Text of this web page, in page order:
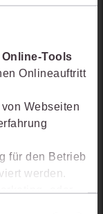
Tools
Onlineauftritt
Webseiten
für den Betrieb
werden.
oder
und
mit juris Ihre